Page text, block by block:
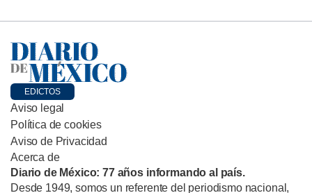
EDICTOS
Aviso legal
Política de cookies
Aviso de Privacidad
Acerca de
Diario de México: 77 años informando al país.
Desde 1949, somos un referente del periodismo nacional,